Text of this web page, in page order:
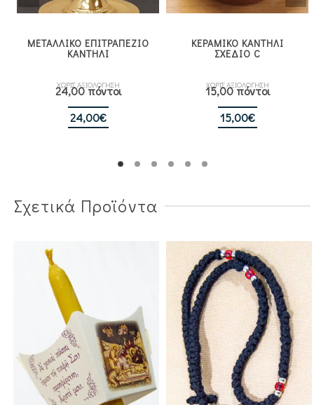
ΜΕΤΑΛΛΙΚΟ ΕΠΙΤΡΑΠΕΖΙΟ
ΚΑΝΤΗΛΙ
ΧΩΡΙΣ ΑΞΙΟΛΟΓΗΣΗ
24,00 πόντοι
24,00€
ΚΕΡΑΜΙΚΟ ΚΑΝΤΗΛΙ
ΣΧΕΔΙΟ C
ΧΩΡΙΣ ΑΞΙΟΛΟΓΗΣΗ
15,00 πόντοι
15,00€
Σχετικά Προϊόντα